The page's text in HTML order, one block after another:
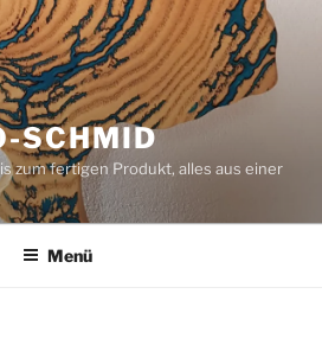
SCHMID
zum fertigen Produkt, alles aus einer
Menü